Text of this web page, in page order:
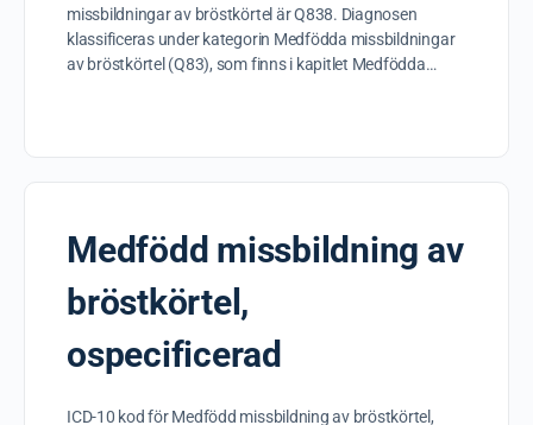
missbildningar av bröstkörtel är Q838. Diagnosen
klassificeras under kategorin Medfödda missbildningar
av bröstkörtel (Q83), som finns i kapitlet Medfödda…
Medfödd missbildning av
bröstkörtel,
ospecificerad
ICD-10 kod för Medfödd missbildning av bröstkörtel,